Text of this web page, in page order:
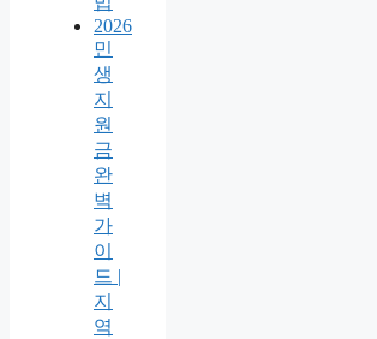
2026
민
생
지
원
금
완
벽
가
이
드 |
지
역